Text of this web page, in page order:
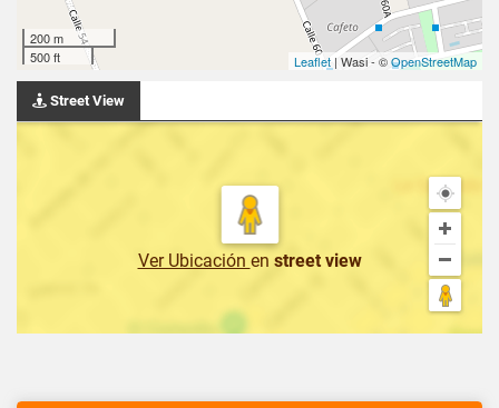
200 m
500 ft
Leaflet | Wasi - ©OpenStreetMap
Street View
Ver Ubicación en street view